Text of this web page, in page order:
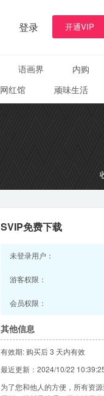
登录 开通VIP
语画界
内购
网红馆 顽味生活
SVIP免费下载
未登录用户：
游客权限：
会员权限：
其他信息
有效期: 购买后 3 天内有效
最近更新：2024/10/22
为了您和他人的方便，所有资源